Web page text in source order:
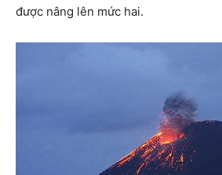
được nâng lên mức hai.